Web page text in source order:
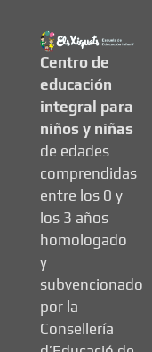
Centro de
educación
integral para
niños y niñas
de edades
comprendidas
entre los 0 y
los 3 años
homologado
y
subvencionado
por la
Consellería